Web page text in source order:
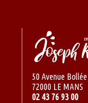
50 Avenue Bollée
72000 LE MANS
02 43 76 93 00